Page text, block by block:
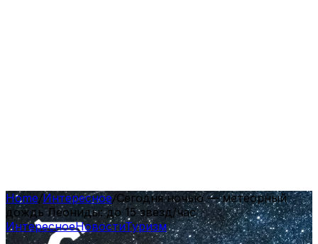
Home/Интересное/Сегодня ночью — метеорный
дождь Леониды: до 15 звезд/час
ИнтересноеНовостиТуризм